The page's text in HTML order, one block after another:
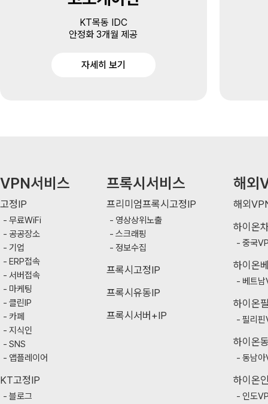
KT목동 IDC
안정화 3개월 제공
자세히 보기
VPN서비스
고정IP
무료WiFi
공공장소
기업
ERP접속
서버접속
마케팅
클린IP
카페
지식인
SNS
앱플레이어
KT고정IP
블로그
프록시서비스
프리미엄프록시고정IP
영상상위노출
스크래핑
정보수집
프록시고정IP
프록시유동IP
프록시서버+IP
해외
해외
하이온
중국
하이온
베트
하이온
필리
하이온
동남
하이온
인도